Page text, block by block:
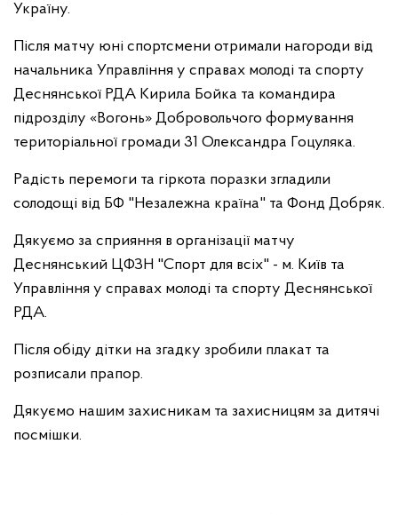
Україну.
Після матчу юні спортсмени отримали нагороди від
начальника Управління у справах молоді та спорту
Деснянської РДА Кирила Бойка та командира
підрозділу «Вогонь» Добровольчого формування
територіальної громади 31 Олександра Гоцуляка.
Радість перемоги та гіркота поразки згладили
солодощі від БФ "Незалежна країна" та Фонд Добряк.
Дякуємо за сприяння в організації матчу
Деснянський ЦФЗН "Спорт для всіх" - м. Київ та
Управління у справах молоді та спорту Деснянської
РДА.
Після обіду дітки на згадку зробили плакат та
розписали прапор.
Дякуємо нашим захисникам та захисницям за дитячі
посмішки.